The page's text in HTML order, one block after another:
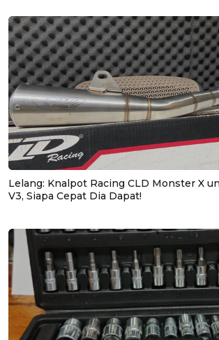
Lelang: Knalpot Racing CLD Monster X
V3, Siapa Cepat Dia Dapat!